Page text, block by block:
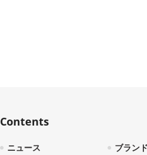
Contents
ニュース
ブラン